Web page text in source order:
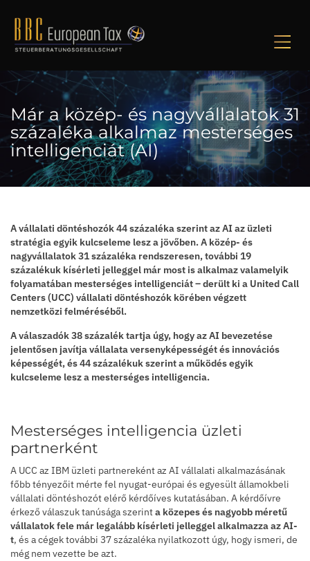
Már a közép- és nagyvállalatok 31
százaléka alkalmaz mesterséges
intelligenciát (AI)
A vállalati döntéshozók 44 százaléka szerint az AI az üzleti
stratégia egyik kulcseleme lesz a jövőben. A közép- és
nagyvállalatok 31 százaléka rendszeresen, további 19
százalékuk kísérleti jelleggel már most is alkalmaz valamelyik
folyamatában mesterséges intelligenciát – derült ki a United Call
Centers (UCC) vállalati döntéshozók körében végzett
nemzetközi felméréséből.
A válaszadók 38 százalék tartja úgy, hogy az AI bevezetése
jelentősen javítja vállalata versenyképességét és innovációs
képességét, és 44 százalékuk szerint a működés egyik
kulcseleme lesz a mesterséges intelligencia.
Mesterséges intelligencia üzleti
partnerként
A UCC az IBM üzleti partnereként az AI vállalati alkalmazásának
főbb tényezőit mérte fel nyugat-európai és egyesült államokbeli
vállalati döntéshozót elérő kérdőíves kutatásában. A kérdőívre
érkező válaszuk tanúsága szerinta közepes és nagyobb méretű
vállalatok fele már legalább kísérleti jelleggel alkalmazza az AI-
t, és a cégek további 37 százaléka nyilatkozott úgy, hogy ismeri, de
még nem vezette be azt.